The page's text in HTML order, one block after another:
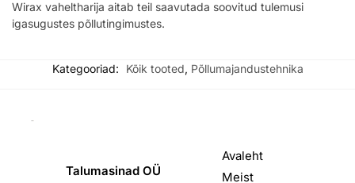
Wirax vaheltharija aitab teil saavutada soovitud tulemusi
igasugustes põllutingimustes.
Kategooriad: Kõik tooted, Põllumajandustehnika
Talumasinad OÜ
Avaleht
Meist